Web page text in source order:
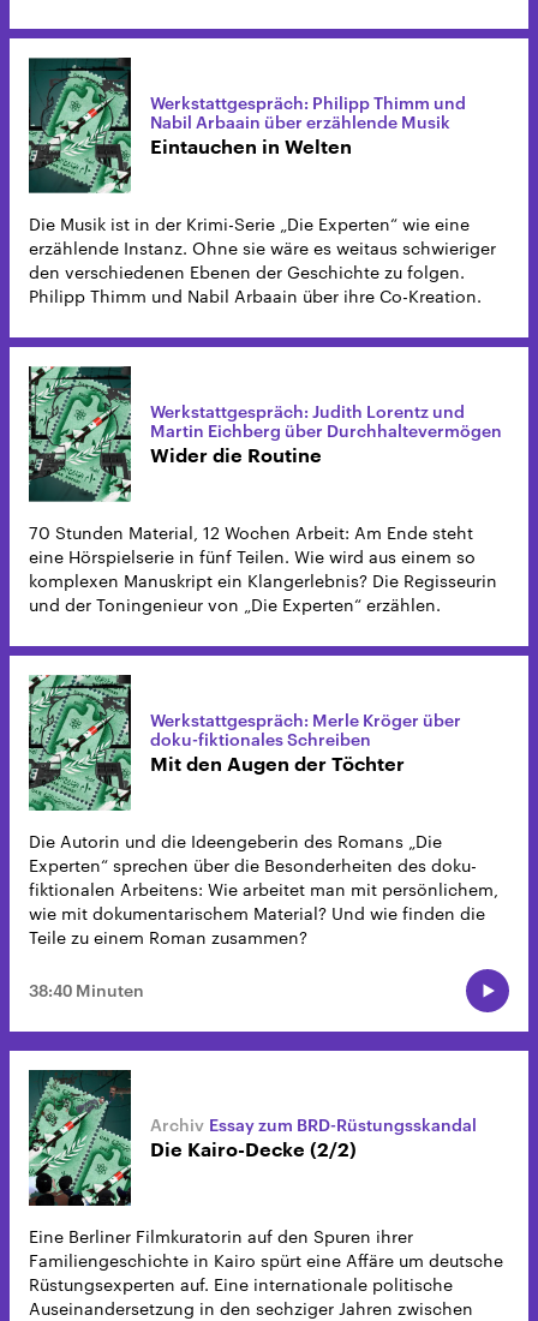
Werkstattgespräch: Philipp Thimm und
Nabil Arbaain über erzählende Musik
Eintauchen in Welten
Die Musik ist in der Krimi-Serie „Die Experten“ wie eine
erzählende Instanz. Ohne sie wäre es weitaus schwieriger
den verschiedenen Ebenen der Geschichte zu folgen.
Philipp Thimm und Nabil Arbaain über ihre Co-Kreation.
Werkstattgespräch: Judith Lorentz und
Martin Eichberg über Durchhaltevermögen
Wider die Routine
70 Stunden Material, 12 Wochen Arbeit: Am Ende steht
eine Hörspielserie in fünf Teilen. Wie wird aus einem so
komplexen Manuskript ein Klangerlebnis? Die Regisseurin
und der Toningenieur von „Die Experten“ erzählen.
Werkstattgespräch: Merle Kröger über
doku-fiktionales Schreiben
Mit den Augen der Töchter
Die Autorin und die Ideengeberin des Romans „Die
Experten“ sprechen über die Besonderheiten des doku-
fiktionalen Arbeitens: Wie arbeitet man mit persönlichem,
wie mit dokumentarischem Material? Und wie finden die
Teile zu einem Roman zusammen?
38:40 Minuten
Essay zum BRD-Rüstungsskandal
Die Kairo-Decke (2/2)
Eine Berliner Filmkuratorin auf den Spuren ihrer
Familiengeschichte in Kairo spürt eine Affäre um deutsche
Rüstungsexperten auf. Eine internationale politische
Auseinandersetzung in den sechziger Jahren zwischen